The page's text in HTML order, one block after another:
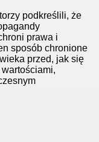
podkreślili, że
prawa i
sposób chronione
przed, jak się